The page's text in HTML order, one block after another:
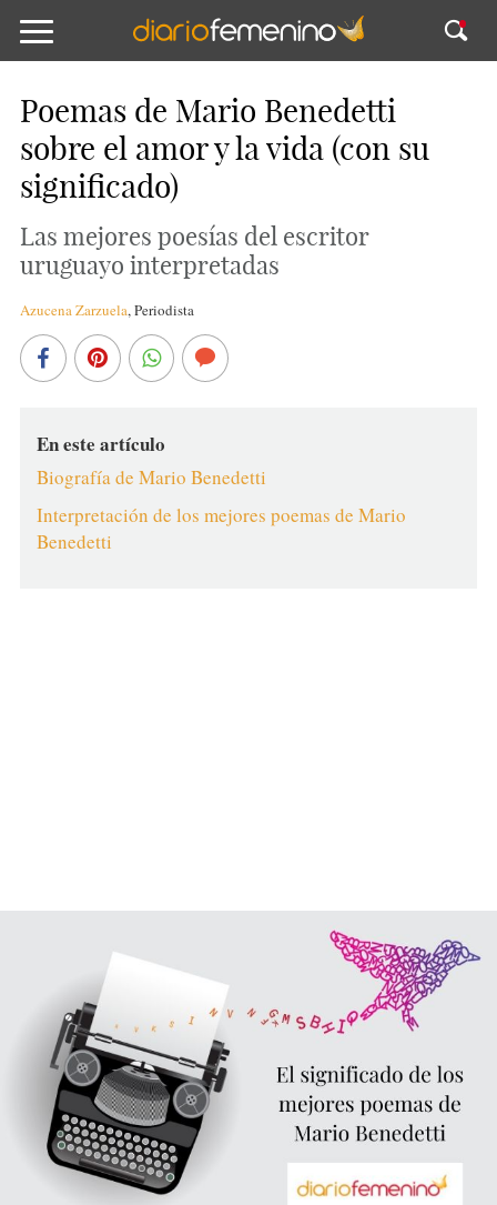
Poemas de Mario Benedetti
sobre el amor y la vida (con su
significado)
Las mejores poesías del escritor
uruguayo interpretadas
Azucena Zarzuela,Periodista
En este artículo
Biografía de Mario Benedetti
Interpretación de los mejores poemas de Mario
Benedetti